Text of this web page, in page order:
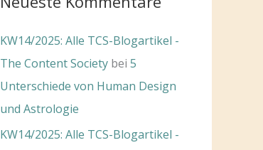
KW14/2025: Alle TCS-Blogartikel -
The Content Society bei 5
Unterschiede von Human Design
und Astrologie
KW14/2025: Alle TCS-Blogartikel -